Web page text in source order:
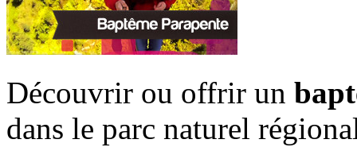
Découvrir ou offrir un
dans le parc naturel